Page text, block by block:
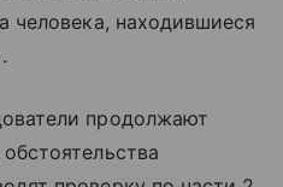
человека, находившиеся
продолжают